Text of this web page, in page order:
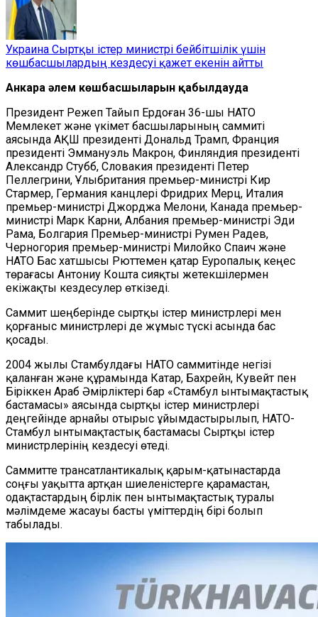
Украина Сыртқы істер министрі бейбітшілік үшін
көшбасшылардың кездесуі қажет екенін айтты
Анкара әлем көшбасшыларын қабылдауда
Президент Режеп Тайып Ердоған 36-шы НАТО
Мемлекет және үкімет басшыларының саммиті
аясында АҚШ президенті Дональд Трамп, Франция
президенті Эммануэль Mакрон, Финляндия президенті
Александр Стубб, Словакия президенті Петер
Пеллегрини, Ұлыбритания премьер-министрі Кир
Стармер, Германия канцлері Фридрих Мерц, Италия
премьер-министрі Джорджа Мелони, Канада премьер-
министрі Марк Карни, Албания премьер-министрі Эди
Рама, Болгария Премьер-министрі Румен Радев,
Черногория премьер-министрі Милойко Спаич және
НАТО Бас хатшысы Рюттемен қатар Еуропалық кеңес
төрағасы Антониу Кошта сияқты жетекшілермен
екіжақты кездесулер өткізеді.
Саммит шеңберінде сыртқы істер министрлері мен
қорғаныс министрлері де жұмыс түскі асында бас
қосады.
2004 жылы Стамбулдағы НАТО саммитінде негізі
қаланған және құрамында Катар, Бахрейн, Кувейт пен
Біріккен Араб Әмірліктері бар «Стамбул ынтымақтастық
бастамасы» аясында сыртқы істер министрлері
деңгейінде арнайы отырыс ұйымдастырылып, НАТО-
Стамбул ынтымақтастық бастамасы Сыртқы істер
министрлерінің кездесуі өтеді.
Саммитте трансатлантикалық қарым-қатынастарда
соңғы уақытта артқан шиеленістерге қарамастан,
одақтастардың бірлік пен ынтымақтастық туралы
мәлімдеме жасауы басты үміттердің бірі болып
табылады.